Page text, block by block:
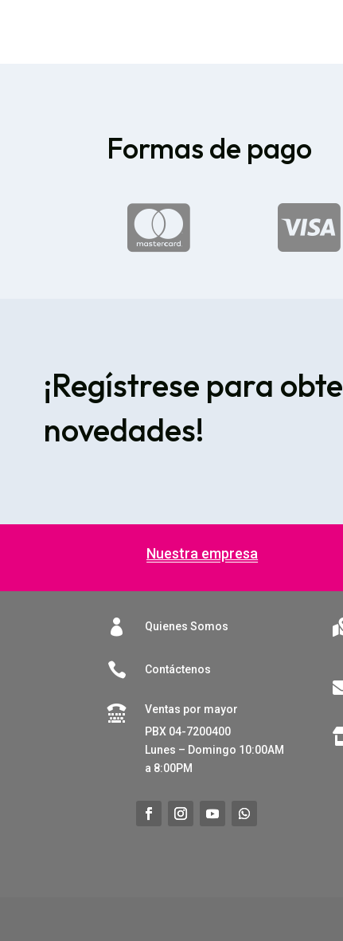
Formas de pago
 
¡Regístrese para
novedades!
Nuestra empresa
 Quienes Somos
 Contáctenos

Ventas por mayor
PBX 04-7200400
Lunes – Domingo 10:00AM
a 8:00PM